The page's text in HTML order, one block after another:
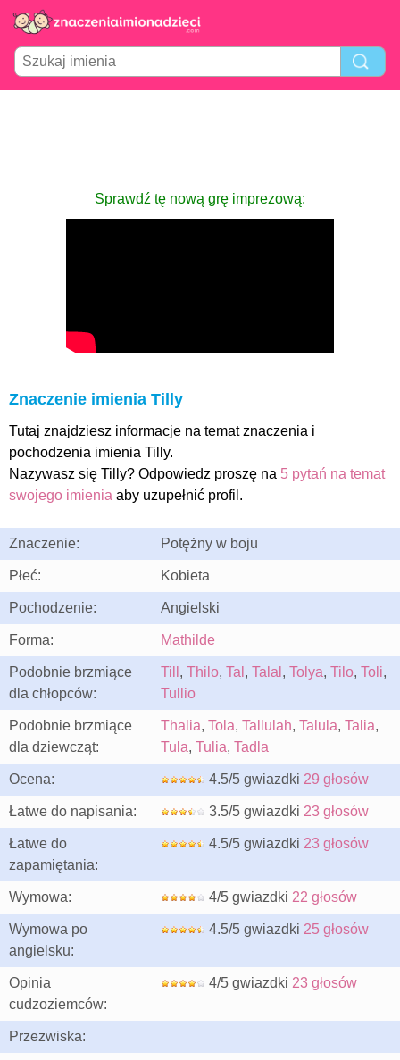
Sprawdź tę nową grę imprezową:
Znaczenie imienia Tilly
Tutaj znajdziesz informacje na temat znaczenia i
pochodzenia imienia Tilly.
Nazywasz się Tilly? Odpowiedz proszę na 5 pytań na temat
swojego imienia aby uzupełnić profil.
Znaczenie: Potężny w boju
Płeć: Kobieta
Pochodzenie: Angielski
Forma: Mathilde
Podobnie brzmiące
dla chłopców:
Till , Thilo, Tal , Talal , Tolya, Tilo, Toli,
Tullio
Podobnie brzmiące
dla dziewcząt:
Thalia, Tola, Tallulah, Talula, Talia,
Tula, Tulia, Tadla
Ocena: 4.5/5 gwiazdki 29 głosów
Łatwe do napisania: 3.5/5 gwiazdki 23 głosów
Łatwe do
zapamiętania:
4.5/5 gwiazdki 23 głosów
Wymowa: 4/5 gwiazdki 22 głosów
Wymowa po
angielsku:
4.5/5 gwiazdki 25 głosów
Opinia
cudzoziemców:
4/5 gwiazdki 23 głosów
Przezwiska: